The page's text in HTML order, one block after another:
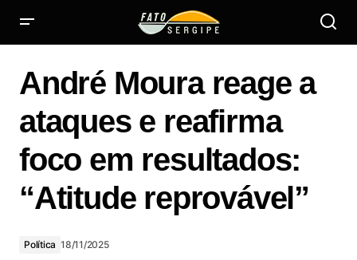
André Moura reage a
ataques e reafirma
foco em resultados:
“Atitude reprovável”
Política 18/11/2025